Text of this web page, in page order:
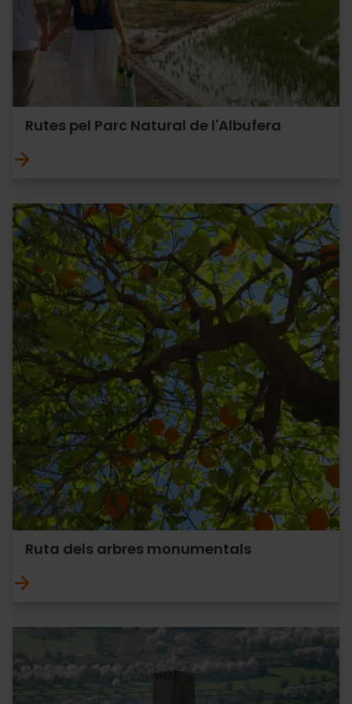
Rutes pel Parc Natural de l'Albufera
Ruta dels arbres monumentals